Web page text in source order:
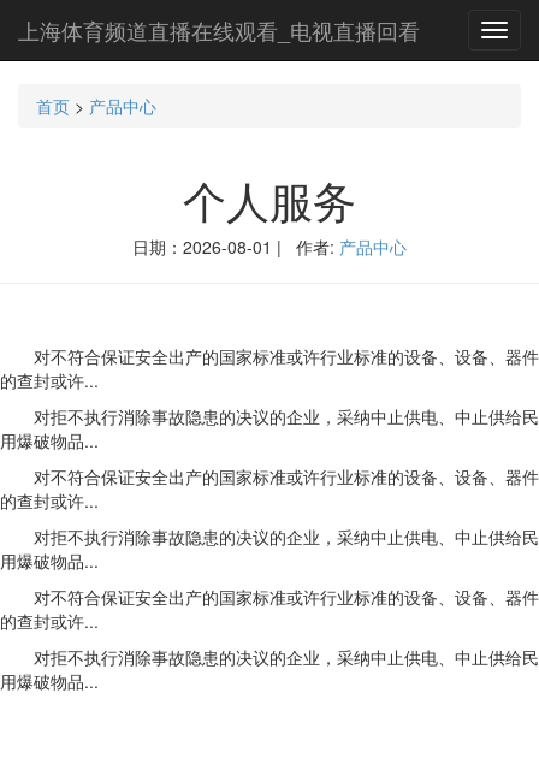
上海体育频道直播在线观看_电视直播回看
首页 > 产品中心
个人服务
日期：2026-08-01 | 作者: 产品中心
对不符合保证安全出产的国家标准或许行业标准的设备、设备、器件
的查封或许...
对拒不执行消除事故隐患的决议的企业，采纳中止供电、中止供给民
用爆破物品...
对不符合保证安全出产的国家标准或许行业标准的设备、设备、器件
的查封或许...
对拒不执行消除事故隐患的决议的企业，采纳中止供电、中止供给民
用爆破物品...
对不符合保证安全出产的国家标准或许行业标准的设备、设备、器件
的查封或许...
对拒不执行消除事故隐患的决议的企业，采纳中止供电、中止供给民
用爆破物品...